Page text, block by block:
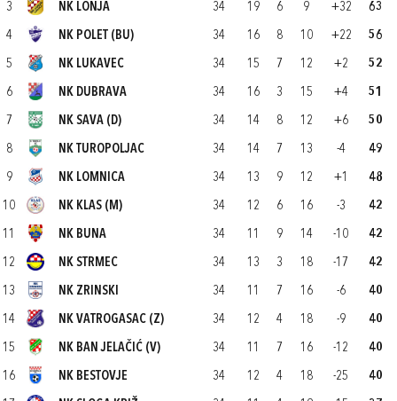
3 NK LONJA 34 19 6 9 +32 63
4 NK POLET (BU) 34 16 8 10 +22 56
5 NK LUKAVEC 34 15 7 12 +2 52
6 NK DUBRAVA 34 16 3 15 +4 51
7 NK SAVA (D) 34 14 8 12 +6 50
8 NK TUROPOLJAC 34 14 7 13 -4 49
9 NK LOMNICA 34 13 9 12 +1 48
10 NK KLAS (M) 34 12 6 16 -3 42
11 NK BUNA 34 11 9 14 -10 42
12 NK STRMEC 34 13 3 18 -17 42
13 NK ZRINSKI 34 11 7 16 -6 40
14 NK VATROGASAC (Z) 34 12 4 18 -9 40
15 NK BAN JELAČIĆ (V) 34 11 7 16 -12 40
16 NK BESTOVJE 34 12 4 18 -25 40